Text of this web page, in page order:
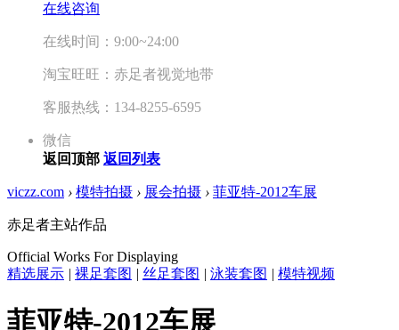
在线咨询
在线时间：9:00~24:00
淘宝旺旺：赤足者视觉地带
客服热线：134-8255-6595
微信
返回顶部 返回列表
viczz.com › 模特拍摄 › 展会拍摄 › 菲亚特-2012车展
赤足者主站作品
Official Works For Displaying
精选展示 | 裸足套图 | 丝足套图 | 泳装套图 | 模特视频
菲亚特-2012车展